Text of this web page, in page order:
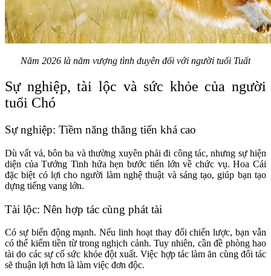
Năm 2026 là năm vượng tình duyên đối với người tuổi Tuất
Sự nghiệp, tài lộc và sức khỏe của người
tuổi Chó
Sự nghiệp: Tiềm năng thăng tiến khá cao
Dù vất vả, bôn ba và thường xuyên phải đi công tác, nhưng sự hiện
diện của Tướng Tinh hứa hẹn bước tiến lớn về chức vụ. Hoa Cái
đặc biệt có lợi cho người làm nghệ thuật và sáng tạo, giúp bạn tạo
dựng tiếng vang lớn.
Tài lộc: Nên hợp tác cùng phát tài
Có sự biến động mạnh. Nếu linh hoạt thay đổi chiến lược, bạn vẫn
có thể kiếm tiền từ trong nghịch cảnh. Tuy nhiên, cần đề phòng hao
tài do các sự cố sức khỏe đột xuất. Việc hợp tác làm ăn cùng đối tác
sẽ thuận lợi hơn là làm việc đơn độc.